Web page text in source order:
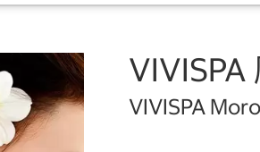
VIVISPA